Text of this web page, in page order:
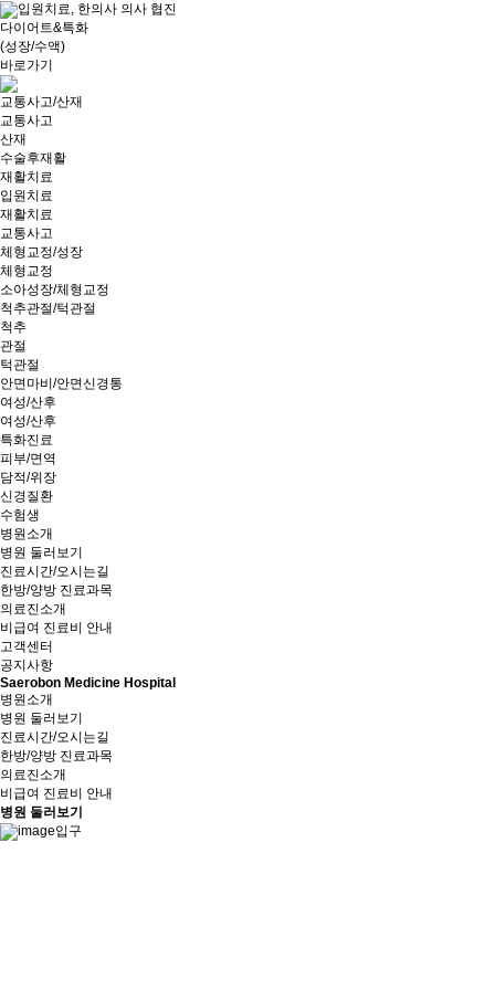
입원치료, 한의사 의사 협진
다이어트&특화
(성장/수액)
바로가기
교통사고/산재
교통사고
산재
수술후재활
재활치료
입원치료
재활치료
교통사고
체형교정/성장
체형교정
소아성장/체형교정
척추관절/턱관절
척추
관절
턱관절
안면마비/안면신경통
여성/산후
여성/산후
특화진료
피부/면역
담적/위장
신경질환
수험생
병원소개
병원 둘러보기
진료시간/오시는길
한방/양방 진료과목
의료진소개
비급여 진료비 안내
고객센터
공지사항
Saerobon Medicine Hospital
병원소개
병원 둘러보기
진료시간/오시는길
한방/양방 진료과목
의료진소개
비급여 진료비 안내
병원 둘러보기
입구